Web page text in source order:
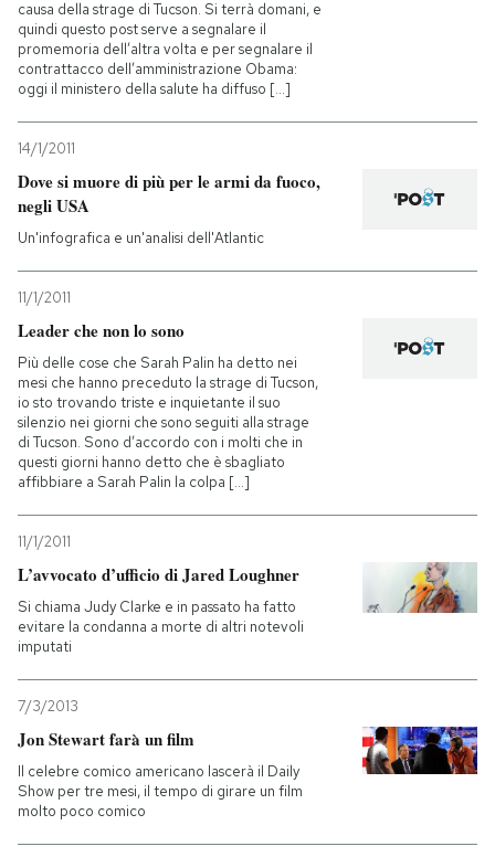
causa della strage di Tucson. Si terrà domani, e
quindi questo post serve a segnalare il
promemoria dell’altra volta e per segnalare il
contrattacco dell’amministrazione Obama:
oggi il ministero della salute ha diffuso [...]
14/1/2011
Dove si muore di più per le armi da fuoco,
negli USA
Un'infografica e un'analisi dell'Atlantic
11/1/2011
Leader che non lo sono
Più delle cose che Sarah Palin ha detto nei
mesi che hanno preceduto la strage di Tucson,
io sto trovando triste e inquietante il suo
silenzio nei giorni che sono seguiti alla strage
di Tucson. Sono d’accordo con i molti che in
questi giorni hanno detto che è sbagliato
affibbiare a Sarah Palin la colpa [...]
11/1/2011
L’avvocato d’ufficio di Jared Loughner
Si chiama Judy Clarke e in passato ha fatto
evitare la condanna a morte di altri notevoli
imputati
7/3/2013
Jon Stewart farà un film
Il celebre comico americano lascerà il Daily
Show per tre mesi, il tempo di girare un film
molto poco comico